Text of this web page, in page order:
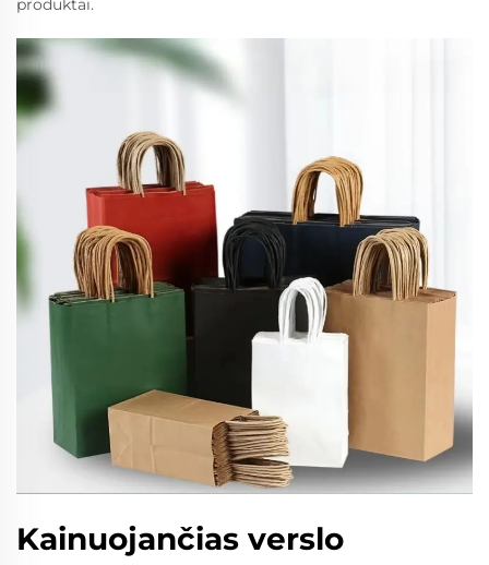
produktai.
Kainuojančias verslo